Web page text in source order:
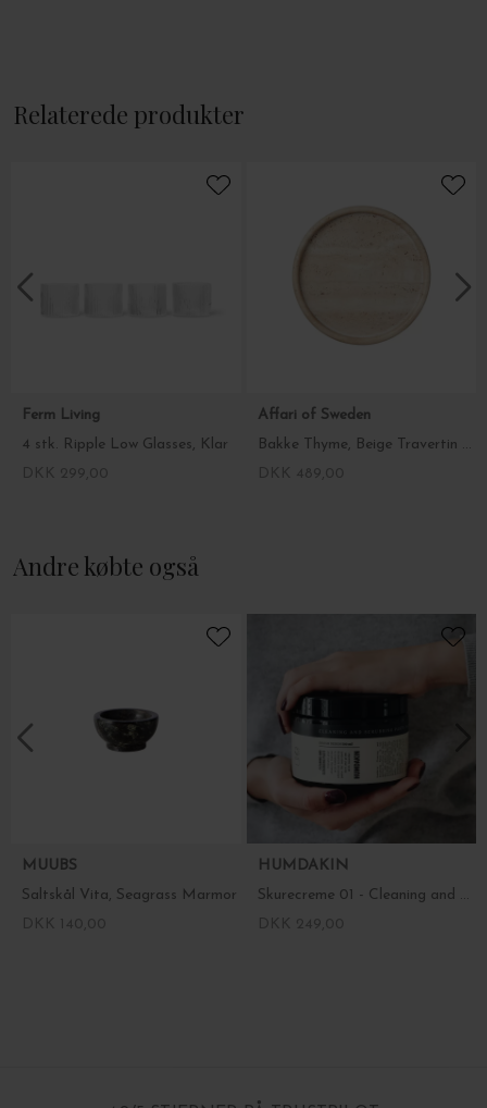
Relaterede produkter
Ferm Living
4 stk. Ripple Low Glasses, Klar
Affari of Sweden
Bakke Thyme, Beige Travertin Ø:25*2,5
Andre købte også
MUUBS
Saltskål Vita, Seagrass Marmor
HUMDAKIN
Skurecreme 01 - Cleaning and Scrubbing Paste